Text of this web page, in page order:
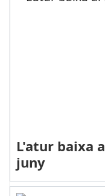
L'atur baixa
juny